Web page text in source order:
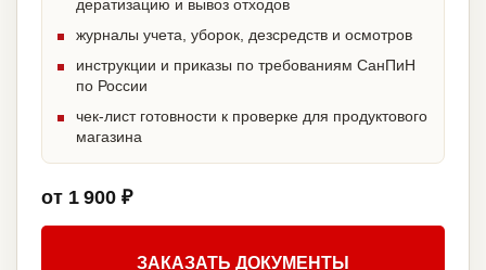
дератизацию и вывоз отходов
журналы учета, уборок, дезсредств и осмотров
инструкции и приказы по требованиям СанПиН
по России
чек-лист готовности к проверке для продуктового
магазина
от 1 900 ₽
ЗАКАЗАТЬ ДОКУМЕНТЫ